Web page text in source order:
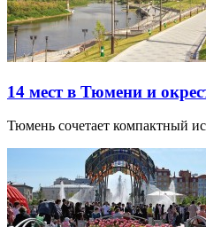
14 мест в Тюмени и
Тюмень сочетает компактный